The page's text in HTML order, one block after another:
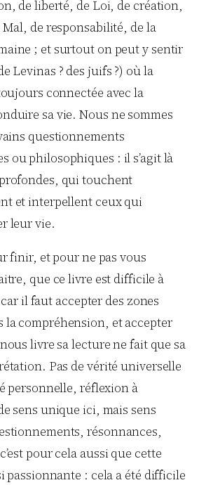
de liberté, de Loi, de création,
de responsabilité, de la
; et surtout on peut y sentir
Levinas ? des juifs ?) où la
connectée avec la
sa vie. Nous ne sommes
questionnements
ou philosophiques : il s’agit là
qui touchent
et interpellent ceux qui
leur vie.
finir, et pour ne pas vous
que ce livre est difficile à
il faut accepter des zones
la compréhension, et accepter
livre sa lecture ne fait que sa
Pas de vérité universelle
personnelle, réflexion à
sens unique ici, mais sens
résonnances,
pour cela aussi que cette
passionnante : cela a été difficile